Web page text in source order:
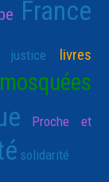
France
justice livres
mosquées
Proche et
solidarité